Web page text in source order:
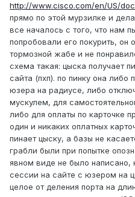
http://www.cisco.com/en/US/
прямо по этой мурзилке и
все началось с того, что нам
попробовали его покурить, он
тормозной жабе и не
схема такая: цыска получает
сайта (пхп). по пинку она либо
юзера на радиусе, либо
мускулем, для
либо для оплаты по карточке
один и никаких оплатных
пинает цыску, а базы не
грабли были при попытке
явном виде не было написано,
сессии на сайте с юзером на
целое от деления порта на